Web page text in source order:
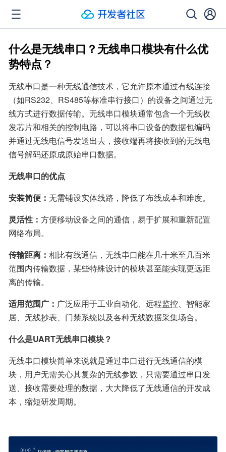
什么是无线串口？无线串口模块有什么优
势特点？
无线串口是一种无线通信技术，它允许原本通过有线连接
（如RS232、RS485等标准串行接口）的设备之间通过无
线方式进行数据传输。无线串口模块通常包含一个无线收
发芯片和相关的控制电路，可以将串口设备的数据包编码
并通过无线电信号发送出去，接收端再将接收到的无线电
信号解码还原成原始串口数据。
无线串口的优点
安装简便： 无需铺设实体线路，降低了布线成本和难度。
灵活性： 方便移动设备之间的通信，易于扩展和重新配置
网络布局。
传输距离： 相比有线通信，无线串口能在几十米至几百米
范围内传输数据，某些特殊设计的模块甚至能实现更远距
离的传输。
适用范围广： 广泛应用于工业自动化、远程监控、智能家
居、无线抄表、门禁系统以及各种无线数据采集场合。
什么是UART无线串口模块？
无线串口模块简单来说就是通过串口进行无线通信的模
块，用户无需关心其复杂的无线参数，只需要通过串口发
送、接收需要处理的数据，大大降低了无线通信的开发成
本，缩短研发周期。